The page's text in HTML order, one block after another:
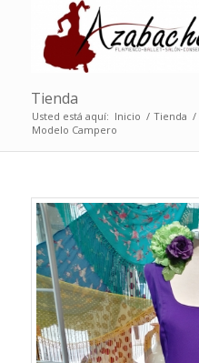
Tienda
Usted está aquí: Inicio / Tienda /
Modelo Campero